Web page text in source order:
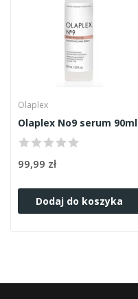
Olaplex
Olaplex No9 serum 90ml
99,99 zł
Dodaj do koszyka